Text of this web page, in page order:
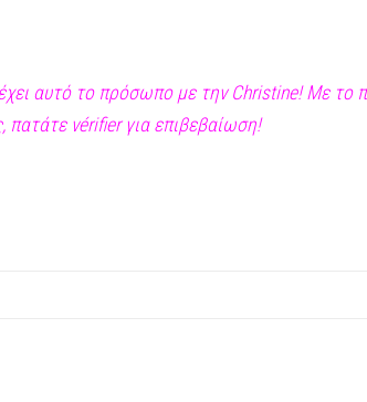
αυτό το πρόσωπο με την Christine! Με το
vérifier για επιβεβαίωση!